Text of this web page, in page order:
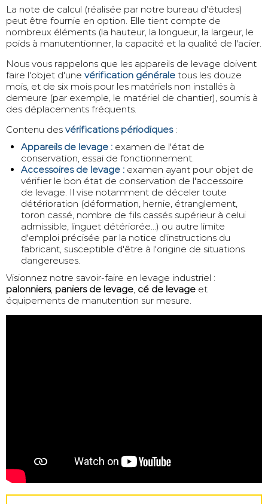
La note de calcul (réalisée par notre bureau d'études)
peut être fournie en option. Elle tient compte de
nombreux éléments (la hauteur, la longueur, la largeur, le
poids à manutentionner, la capacité et la qualité de l'acier.
Nous vous rappelons que les appareils de levage doivent
faire l'objet d'une vérification générale tous les douze
mois, et de six mois pour les matériels non installés à
demeure (par exemple, le matériel de chantier), soumis à
des déplacements fréquents.
Contenu des vérifications périodiques:
Appareils de levage : examen de l'état de
conservation, essai de fonctionnement.
Accessoires de levage : examen ayant pour objet de
vérifier le bon état de conservation de l'accessoire
de levage. Il vise notamment de déceler toute
détérioration (déformation, hernie, étranglement,
toron cassé, nombre de fils cassés supérieur à celui
admissible, linguet détériorée…) ou autre limite
d'emploi précisée par la notice d'instructions du
fabricant, susceptible d'être à l'origine de situations
dangereuses.
Visionnez notre savoir-faire en levage industriel :
palonniers, paniers de levage, cé de levage et
équipements de manutention sur mesure.